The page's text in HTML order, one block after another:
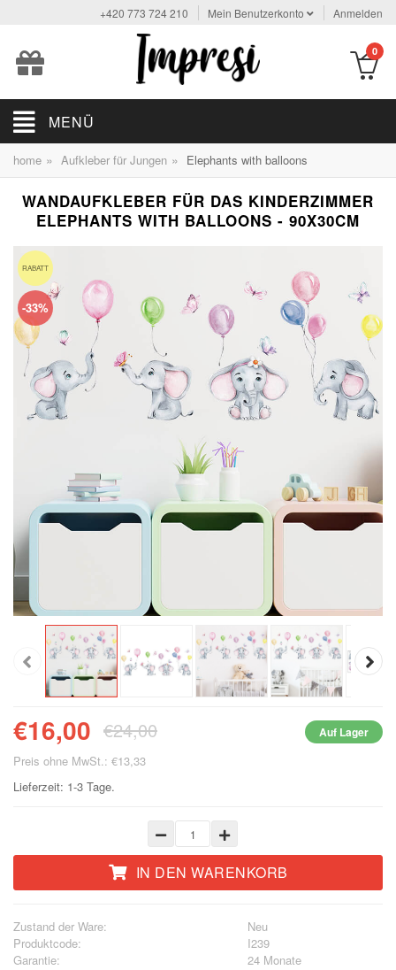
+420 773 724 210 Mein Benutzerkonto Anmelden
0
MENÜ
home » Aufkleber für Jungen » Elephants with balloons
WANDAUFKLEBER FÜR DAS KINDERZIMMER
ELEPHANTS WITH BALLOONS - 90X30CM
RABATT
-33%
€16,00 €24,00 Auf Lager
Preis ohne MwSt.: €13,33
Lieferzeit: 1-3 Tage.
IN DEN WARENKORB
Zustand der Ware:
Neu
Produktcode:
I239
Garantie:
24 Monate